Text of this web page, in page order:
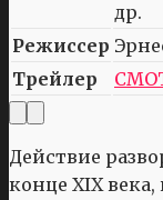
др.
Режиссер
Трейлер
Действие
конце XIX века,